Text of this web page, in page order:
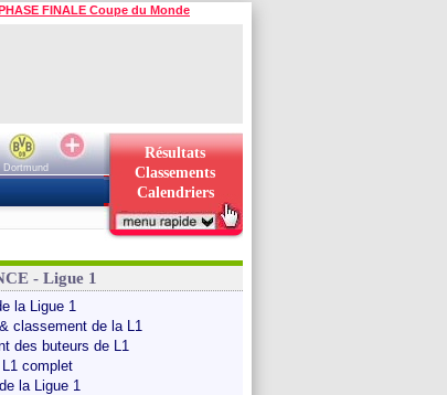
FINALE Coupe du Monde
Dortmund
Résultats
Classements
Calendriers
- Ligue 1
la Ligue 1
classement de la L1
des buteurs de L1
complet
la Ligue 1